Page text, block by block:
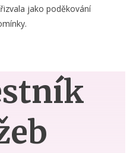
jako poděkování